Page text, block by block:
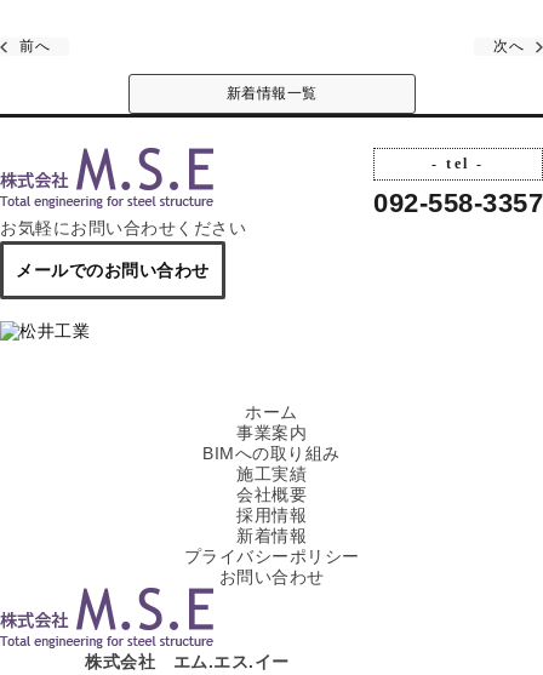
前へ 次へ
新着情報一覧
お気軽にお問い合わせください
- tel -
092-558-3357
メールでのお問い合わせ
ホーム
事業案内
BIMへの取り組み
施工実績
会社概要
採用情報
新着情報
プライバシーポリシー
お問い合わせ
株式会社 エム.エス.イー